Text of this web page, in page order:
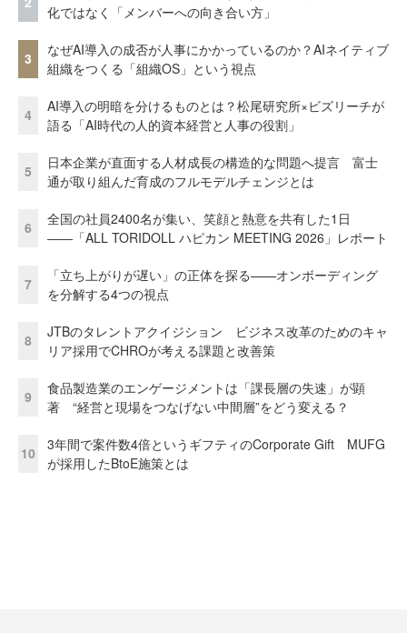
化ではなく「メンバーへの向き合い方」
3
なぜAI導入の成否が人事にかかっているのか？AIネイティブ
組織をつくる「組織OS」という視点
4
AI導入の明暗を分けるものとは？松尾研究所×ビズリーチが
語る「AI時代の人的資本経営と人事の役割」
5
日本企業が直面する人材成長の構造的な問題へ提言 富士
通が取り組んだ育成のフルモデルチェンジとは
6
全国の社員2400名が集い、笑顔と熱意を共有した1日
――「ALL TORIDOLL ハピカン MEETING 2026」レポート
7
「立ち上がりが遅い」の正体を探る——オンボーディング
を分解する4つの視点
8
JTBのタレントアクイジション ビジネス改革のためのキャ
リア採用でCHROが考える課題と改善策
9
食品製造業のエンゲージメントは「課長層の失速」が顕
著 “経営と現場をつなげない中間層”をどう変える？
10
3年間で案件数4倍というギフティのCorporate Gift MUFG
が採用したBtoE施策とは